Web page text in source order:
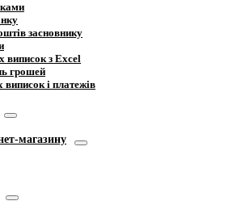
засновнику
виписок з Excel
грошей
виписок і платежів
магазину